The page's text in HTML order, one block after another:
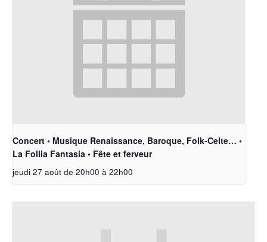
Concert • Musique Renaissance, Baroque, Folk-Celte… •
La Follia Fantasia • Fête et ferveur
jeudi 27 août de 20h00 à 22h00